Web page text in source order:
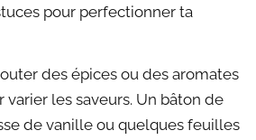
pour perfectionner ta
des épices ou des aromates
varier les saveurs. Un bâton de
de vanille ou quelques feuilles